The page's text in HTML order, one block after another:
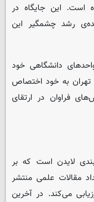
رتبه ۲۲۶ جهانی شده است. این جایگاه در
رشد چشمگیر این
دانشگاهی خود
تهران به خود اختصاص
فراوان در ارتقای
لایدن است که بر
مقالات علمی منتشر
می‌کند. در آخرین